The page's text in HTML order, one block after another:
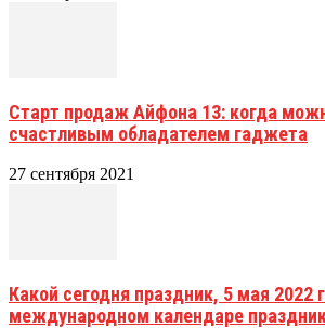
Старт продаж Айфона 13: когда
счастливым обладателем гаджета
27 сентября 2021
Какой сегодня праздник, 5 мая 2022
международном календаре